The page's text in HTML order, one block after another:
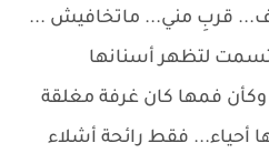
قربِ مني... ماتخافيش ...
لتظهر أسنانها
وكأن فمها كان غرفة مغلقة
أحياء... فقط رائحة أشلاء